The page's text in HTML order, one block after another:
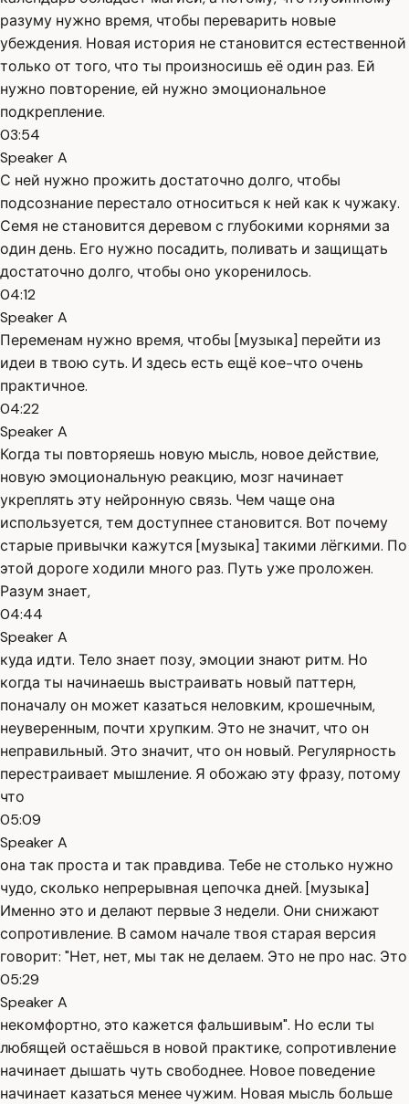
разуму нужно время, чтобы переварить новые
убеждения. Новая история не становится естественной
только от того, что ты произносишь её один раз. Ей
нужно повторение, ей нужно эмоциональное
подкрепление.
03:54
Speaker A
С ней нужно прожить достаточно долго, чтобы
подсознание перестало относиться к ней как к чужаку.
Семя не становится деревом с глубокими корнями за
один день. Его нужно посадить, поливать и защищать
достаточно долго, чтобы оно укоренилось.
04:12
Speaker A
Переменам нужно время, чтобы [музыка] перейти из
идеи в твою суть. И здесь есть ещё кое-что очень
практичное.
04:22
Speaker A
Когда ты повторяешь новую мысль, новое действие,
новую эмоциональную реакцию, мозг начинает
укреплять эту нейронную связь. Чем чаще она
используется, тем доступнее становится. Вот почему
старые привычки кажутся [музыка] такими лёгкими. По
этой дороге ходили много раз. Путь уже проложен.
Разум знает,
04:44
Speaker A
куда идти. Тело знает позу, эмоции знают ритм. Но
когда ты начинаешь выстраивать новый паттерн,
поначалу он может казаться неловким, крошечным,
неуверенным, почти хрупким. Это не значит, что он
неправильный. Это значит, что он новый. Регулярность
перестраивает мышление. Я обожаю эту фразу, потому
что
05:09
Speaker A
она так проста и так правдива. Тебе не столько нужно
чудо, сколько непрерывная цепочка дней. [музыка]
Именно это и делают первые 3 недели. Они снижают
сопротивление. В самом начале твоя старая версия
говорит: "Нет, нет, мы так не делаем. Это не про нас. Это
05:29
Speaker A
некомфортно, это кажется фальшивым". Но если ты
любящей остаёшься в новой практике, сопротивление
начинает дышать чуть свободнее. Новое поведение
начинает казаться менее чужим. Новая мысль больше